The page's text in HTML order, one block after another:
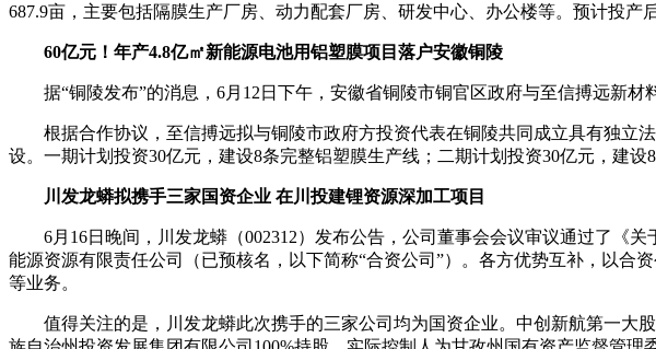
687.9亩，主要包括隔膜生产厂房、动力配套厂房、研发中心、办公楼等。预计投产
60亿元！年产4.8亿㎡新能源电池用铝塑膜项目落户安徽铜陵
据“铜陵发布”的消息，6月12日下午，安徽省铜陵市铜官区政府与至信搏远新
根据合作协议，至信搏远拟与铜陵市政府方投资代表在铜陵共同成立具有独立
设。一期计划投资30亿元，建设8条完整铝塑膜生产线；二期计划投资30亿元，建设
川发龙蟒拟携手三家国资企业 在川投建锂资源深加工项目
6月16日晚间，川发龙蟒（002312）发布公告，公司董事会会议审议通过了《
能源资源有限责任公司（已预核名，以下简称“合资公司”）。各方优势互补，以
等业务。
值得关注的是，川发龙蟒此次携手的三家公司均为国资企业。中创新航第一大